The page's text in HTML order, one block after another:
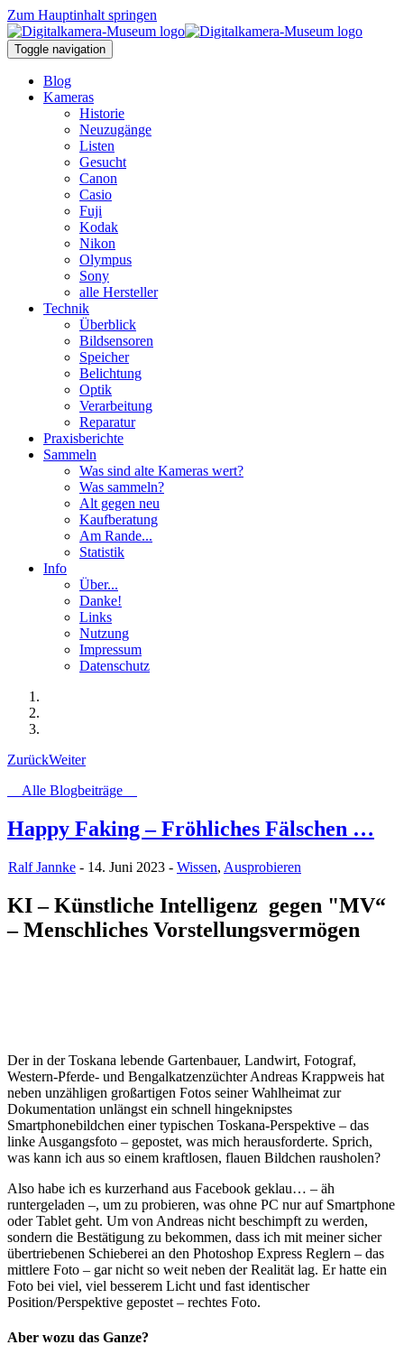
Zum Hauptinhalt springen
Toggle navigation
Blog
Kameras
Historie
Neuzugänge
Listen
Gesucht
Canon
Casio
Fuji
Kodak
Nikon
Olympus
Sony
alle Hersteller
Technik
Überblick
Bildsensoren
Speicher
Belichtung
Optik
Verarbeitung
Reparatur
Praxisberichte
Sammeln
Was sind alte Kameras wert?
Was sammeln?
Alt gegen neu
Kaufberatung
Am Rande...
Statistik
Info
Über...
Danke!
Links
Nutzung
Impressum
Datenschutz
ZurückWeiter
Alle Blogbeiträge
Happy Faking – Fröhliches Fälschen …
Ralf Jannke - 14. Juni 2023 - Wissen, Ausprobieren
KI – Künstliche Intelligenz gegen "MV“
– Menschliches Vorstellungsvermögen
Der in der Toskana lebende Gartenbauer, Landwirt, Fotograf,
Western-Pferde- und Bengalkatzenzüchter Andreas Krappweis hat
neben unzähligen großartigen Fotos seiner Wahlheimat zur
Dokumentation unlängst ein schnell hingeknipstes
Smartphonebildchen einer typischen Toskana-Perspektive – das
linke Ausgangsfoto – gepostet, was mich herausforderte. Sprich,
was kann ich aus so einem kraftlosen, flauen Bildchen rausholen?
Also habe ich es kurzerhand aus Facebook geklau… – äh
runtergeladen –, um zu probieren, was ohne PC nur auf Smartphone
oder Tablet geht. Um von Andreas nicht beschimpft zu werden,
sondern die Bestätigung zu bekommen, dass ich mit meiner sicher
übertriebenen Schieberei an den Photoshop Express Reglern – das
mittlere Foto – gar nicht so weit neben der Realität lag. Er hatte ein
Foto bei viel, viel besserem Licht und fast identischer
Position/Perspektive gepostet – rechtes Foto.
Aber wozu das Ganze?